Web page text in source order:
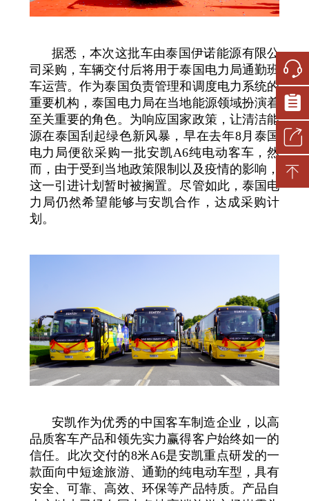
据悉，本次这批车由泰国伊诺能源有限公
司采购，车辆交付后将用于泰国电力局通勤班
车运营。作为泰国负责管理和调度电力系统的
重要机构，泰国电力局在当地能源领域扮演着
至关重要的角色。为响应国家政策，让清洁能
源在泰国刮起绿色新风暴，早在去年8月泰国
电力局便欲采购一批安凯A6纯电动客车，然
而，由于受到当地政策限制以及疫情的影响，
这一引进计划暂时被搁置。尽管如此，泰国电
力局仍然希望能够与安凯合作，达成采购计
划。
安凯作为优秀的中国客车制造企业，以高
品质客车产品和领先实力赢得客户始终如一的
信任。此次交付的8米A6是安凯重点研发的一
款面向中短途旅游、通勤的纯电动车型，具有
安全、可靠、高效、环保等产品特质。产品自